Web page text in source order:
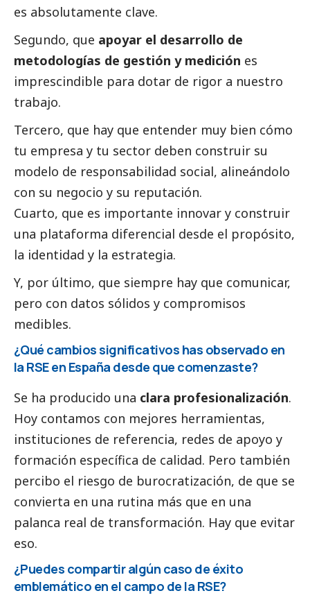
es absolutamente clave.
Segundo, que apoyar el desarrollo de
metodologías de gestión y medición es
imprescindible para dotar de rigor a nuestro
trabajo.
Tercero, que hay que entender muy bien cómo
tu empresa y tu sector deben construir su
modelo de responsabilidad social, alineándolo
con su negocio y su reputación.
Cuarto, que es importante innovar y construir
una plataforma diferencial desde el propósito,
la identidad y la estrategia.
Y, por último, que siempre hay que comunicar,
pero con datos sólidos y compromisos
medibles.
¿Qué cambios significativos has observado en
la RSE en España desde que comenzaste?
Se ha producido una clara profesionalización.
Hoy contamos con mejores herramientas,
instituciones de referencia, redes de apoyo y
formación específica de calidad. Pero también
percibo el riesgo de burocratización, de que se
convierta en una rutina más que en una
palanca real de transformación. Hay que evitar
eso.
¿Puedes compartir algún caso de éxito
emblemático en el campo de la RSE?